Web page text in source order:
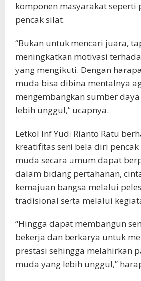
komponen masyarakat seperti
pencak silat.
“Bukan untuk mencari juara,
meningkatkan motivasi
yang mengikuti. Dengan
muda bisa dibina mentalnya
mengembangkan sumber
lebih unggul,” ucapnya.
Letkol Inf Yudi Rianto Ratu
kreatifitas seni bela diri pencak
muda secara umum dapat
dalam bidang pertahanan,
kemajuan bangsa melalui
tradisional serta melalui
“Hingga dapat membangun
bekerja dan berkarya untuk
prestasi sehingga melahirkan
muda yang lebih unggul,”